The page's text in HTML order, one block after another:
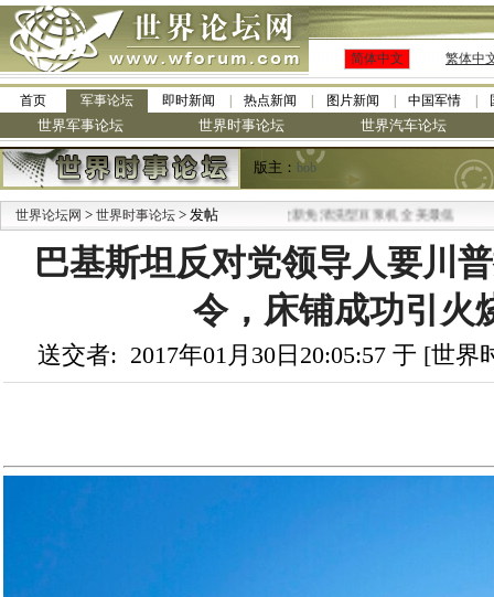
简体中文 繁体中
首页 军事论坛 即时新闻 热点新闻 图片新闻 中国军情
世界军事论坛 世界时事论坛 世界汽车论坛
版主： bob
世界论坛网 > 世界时事论坛 > 发帖
·九阳全新免清洗型豆浆机 全美最低
巴基斯坦反对党领导人要川
令，床铺成功引火
送交者: 2017年01月30日20:05:57 于 [世